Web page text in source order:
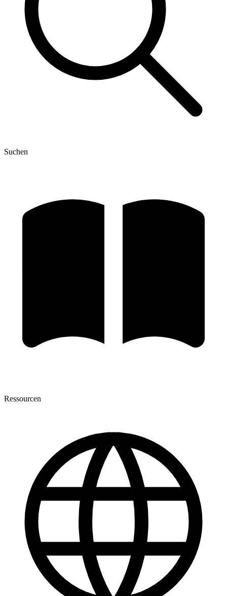
Suchen
Ressourcen